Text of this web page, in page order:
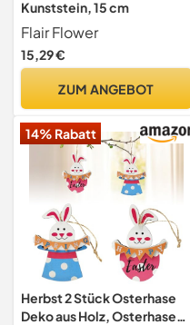
Kunststein, 15 cm
Flair Flower
15,29 €
ZUM ANGEBOT
14% Rabatt
Herbst 2 Stück Osterhase
Deko aus Holz, Osterhasen